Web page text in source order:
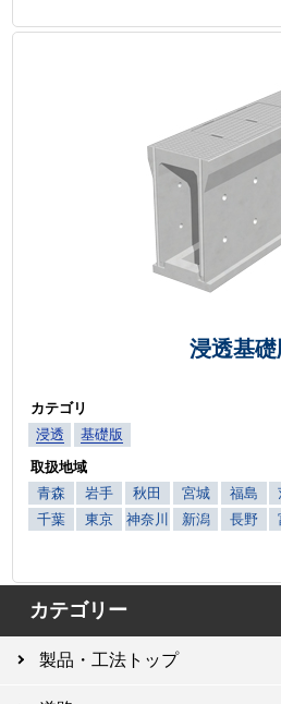
浸透基礎
カテゴリ
浸透
基礎版
取扱地域
青森
岩手 秋田 宮城 福島
千葉
東京 神奈川 新潟 長野
カテゴリー
製品・工法トップ